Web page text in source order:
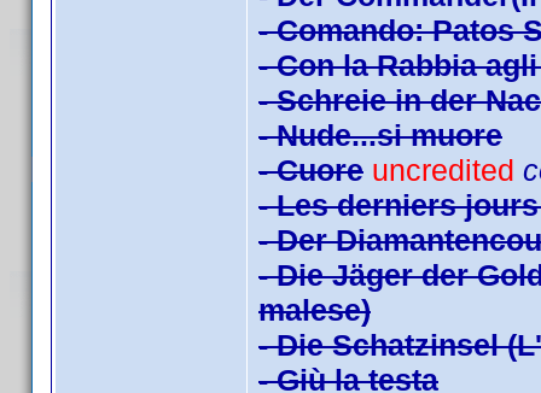
- Comando: Patos
- Con la Rabbia
- Schreie in der
- Nude...si muore
- Cuore uncredited
- Les derniers
- Der
- Die Jäger der
malese)
- Die Schatzinsel
- Giù la testa